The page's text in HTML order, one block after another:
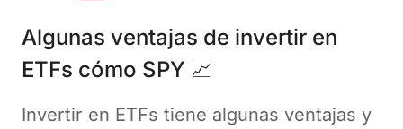
Algunas ventajas de invertir en
ETFs cómo SPY 📈
Invertir en ETFs tiene algunas ventajas y